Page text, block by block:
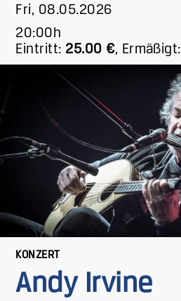
Fri, 08.05.2026
20:00h
Eintritt: 25.00 €, Ermäßigt:
KONZERT
Andy Irvine